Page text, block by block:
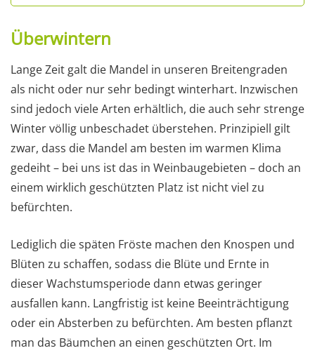
Überwintern
Lange Zeit galt die Mandel in unseren Breitengraden
als nicht oder nur sehr bedingt winterhart. Inzwischen
sind jedoch viele Arten erhältlich, die auch sehr strenge
Winter völlig unbeschadet überstehen. Prinzipiell gilt
zwar, dass die Mandel am besten im warmen Klima
gedeiht – bei uns ist das in Weinbaugebieten – doch an
einem wirklich geschützten Platz ist nicht viel zu
befürchten.
Lediglich die späten Fröste machen den Knospen und
Blüten zu schaffen, sodass die Blüte und Ernte in
dieser Wachstumsperiode dann etwas geringer
ausfallen kann. Langfristig ist keine Beeinträchtigung
oder ein Absterben zu befürchten. Am besten pflanzt
man das Bäumchen an einen geschützten Ort. Im